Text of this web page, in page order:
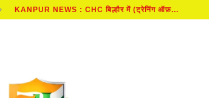
SAWAN : बिना मुहूर्त के कर सकते हैं...